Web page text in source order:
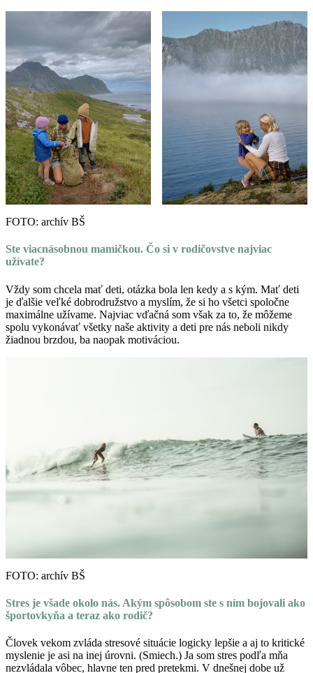
FOTO: archív BŠ
Ste viacnásobnou mamičkou. Čo si v rodičovstve najviac
užívate?
Vždy som chcela mať deti, otázka bola len kedy a s kým. Mať deti
je ďalšie veľké dobrodružstvo a myslím, že si ho všetci spoločne
maximálne užívame. Najviac vďačná som však za to, že môžeme
spolu vykonávať všetky naše aktivity a deti pre nás neboli nikdy
žiadnou brzdou, ba naopak motiváciou.
FOTO: archív BŠ
Stres je všade okolo nás. Akým spôsobom ste s ním bojovali ako
športovkyňa a teraz ako rodič?
Človek vekom zvláda stresové situácie logicky lepšie a aj to kritické
myslenie je asi na inej úrovni. (Smiech.) Ja som stres podľa mňa
nezvládala vôbec, hlavne ten pred pretekmi. V dnešnej dobe už